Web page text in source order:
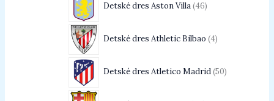
Detské dres Aston Villa 46
Detské dres Athletic Bilbao 4
Detské dres Atletico Madrid 50